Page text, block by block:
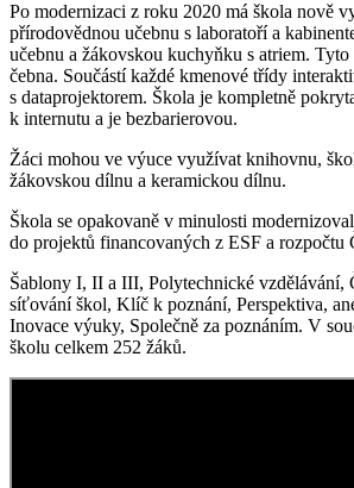
Po modernizaci z roku 2020 má škola nově
přírodovědnou učebnu s laboratoří a
učebnu a žákovskou kuchyňku s atriem.
čebna. Součástí každé kmenové třídy
s dataprojektorem. Škola je kompletně
k internutu a je bezbarierovou.
Žáci mohou ve výuce využívat knihovnu,
žákovskou dílnu a keramickou dílnu.
Škola se opakovaně v minulosti
do projektů financovaných z ESF a rozpočtu
Šablony I, II a III, Polytechnické vzdělávání,
síťování škol, Klíč k poznání, Perspektiva,
Inovace výuky, Společně za poznáním. V
školu celkem 252 žáků.